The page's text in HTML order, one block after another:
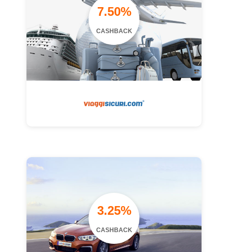
7.50%
CASHBACK
3.25%
CASHBACK